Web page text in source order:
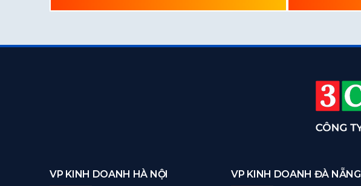
VP KINH DOANH HÀ NỘI VP KINH DOANH ĐÀ NẴNG